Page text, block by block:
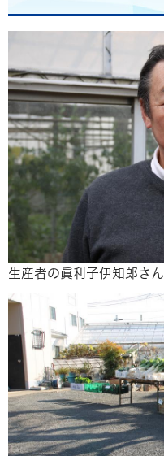
生産者の眞利子伊知郎さん